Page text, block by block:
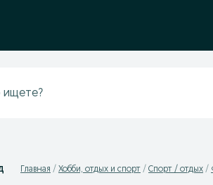
колонтитулу
Главная Хобби, отдых и спорт Спорт / отдых